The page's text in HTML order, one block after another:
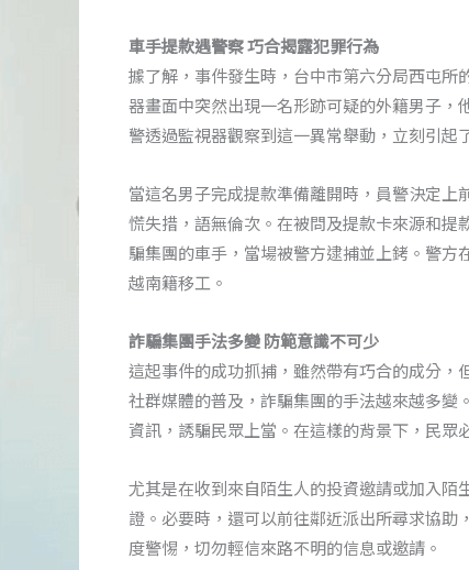
車手提款遇警察 巧合揭露犯罪行為
據了解，事件發生時，台中市第六分局西屯
器畫面中突然出現一名形跡可疑的外籍男子，
警透過監視器觀察到這一異常舉動，立刻引起
當這名男子完成提款準備離開時，員警決定
慌失措，語無倫次。在被問及提款卡來源和
騙集團的車手，當場被警方逮捕並上銬。警
越南籍移工。
詐騙集團手法多變 防範意識不可少
這起事件的成功抓捕，雖然帶有巧合的成分
社群媒體的普及，詐騙集團的手法越來越多
資訊，誘騙民眾上當。在這樣的背景下，民眾
尤其是在收到來自陌生人的投資邀請或加入陌
證。必要時，還可以前往鄰近派出所尋求協
度警惕，切勿輕信來路不明的信息或邀請。